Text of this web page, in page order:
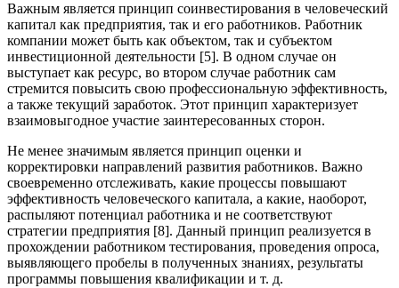
Важным является принцип соинвестирования в человеческий
капитал как предприятия, так и его работников. Работник
компании может быть как объектом, так и субъектом
инвестиционной деятельности [5]. В одном случае он
выступает как ресурс, во втором случае работник сам
стремится повысить свою профессиональную эффективность,
а также текущий заработок. Этот принцип характеризует
взаимовыгодное участие заинтересованных сторон.
Не менее значимым является принцип оценки и
корректировки направлений развития работников. Важно
своевременно отслеживать, какие процессы повышают
эффективность человеческого капитала, а какие, наоборот,
распыляют потенциал работника и не соответствуют
стратегии предприятия [8]. Данный принцип реализуется в
прохождении работником тестирования, проведения опроса,
выявляющего пробелы в полученных знаниях, результаты
программы повышения квалификации и т. д.